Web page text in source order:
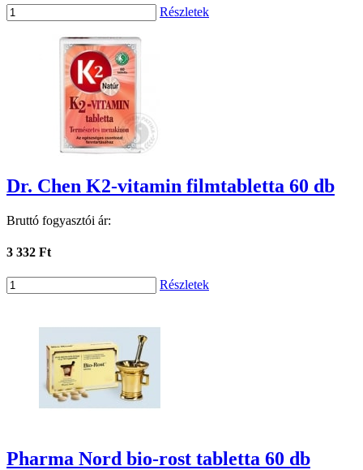
Részletek
Dr. Chen K2-vitamin filmtabletta 60 db
Bruttó fogyasztói ár:
3 332 Ft
Részletek
Pharma Nord bio-rost tabletta 60 db